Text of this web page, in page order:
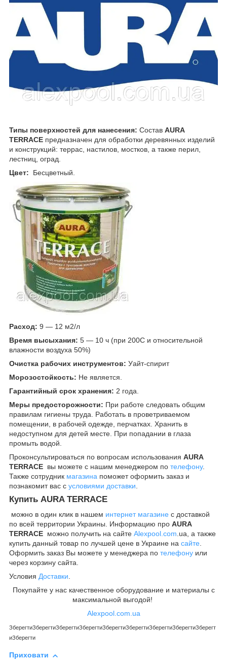
Типы поверхностей для нанесения: Состав AURA
TERRACE предназначен для обработки деревянных изделий
и конструкций: террас, настилов, мостков, а также перил,
лестниц, оград.
Цвет: Бесцветный.
Расход: 9 ― 12 м2/л
Время высыхания: 5 ― 10 ч (при 200С и относительной
влажности воздуха 50%)
Очистка рабочих инструментов: Уайт-спирит
Морозостойкость: Не является.
Гарантийный срок хранения: 2 года.
Меры предосторожности: При работе следовать общим
правилам гигиены труда. Работать в проветриваемом
помещении, в рабочей одежде, перчатках. Хранить в
недоступном для детей месте. При попадании в глаза
промыть водой.
Проконсультироваться по вопросам использования AURA
TERRACE вы можете с нашим менеджером по телефону.
Также сотрудник магазина поможет оформить заказ и
познакомит вас с условиями доставки
Купить AURA TERRACE
можно в один клик в нашем интернет магазине с доставкой
по всей территории Украины. Информацию про AURA
TERRACE можно получить на сайте Alexpool.com.ua, а также
купить данный товар по лучшей цене в Украине на сайте.
Оформить заказ Вы можете у менеджера по телефону или
через корзину сайта.
Условия Доставки.
Покупайте у нас качественное оборудование и материалы с
максимальной выгодой!
Alexpool.com.ua
ЗберегтиЗберегтиЗберегтиЗберегтиЗберегтиЗберегтиЗберегтиЗберегтиЗберегт
иЗберегти
Приховати